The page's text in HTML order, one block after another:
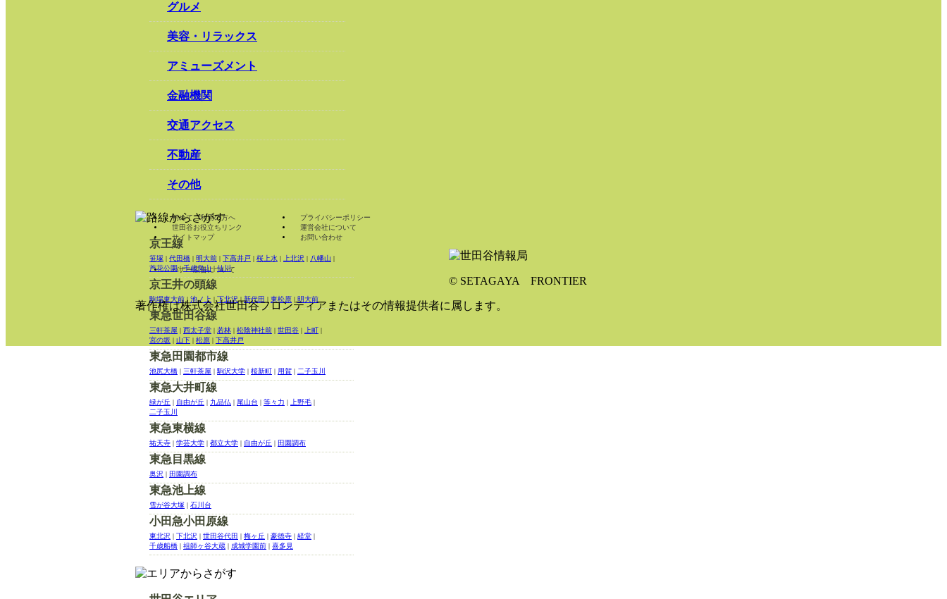
グルメ
美容・リラックス
アミューズメント
金融機関
交通アクセス
不動産
その他
京王線
笹塚 代田橋 明大前 下高井戸 桜上水 上北沢 八幡山
芦花公園|千歳烏山|仙川
京王井の頭線
駒場東大前| 池ノ上 |下北沢|新代田 東松原 明大前
東急世田谷線
三軒茶屋 西太子堂 若林 松陰神社前 世田谷 上町
宮の坂
山下 松原 下高井戸
東急田園都市線
池尻大橋 三軒茶屋 |駒沢大学 桜新町 用賀 二子玉川
東急大井町線
緑が丘 自由が丘 九品仏 尾山台 等々力 上野毛
二子玉川
東急東横線
祐天寺 学芸大学 都立大学 自由が丘 田園調布
東急目黒線
奥沢 田園調布
東急池上線
雪が谷大塚 石川台
小田急小田原線
東北沢 下北沢 世田谷代田 梅ヶ丘 豪徳寺 経堂
千歳船橋
祖師ヶ谷大蔵 成城学園前 喜多見
初めてご利用の方へ
世田谷お役立ちリンク
サイトマップ
プライバシーポリシー
運営会社について
お問い合わせ
バナー広告について
© SETAGAYA FRONTIER
著作権は株式会社世田谷フロンティアまたはその情報提供者に属します。